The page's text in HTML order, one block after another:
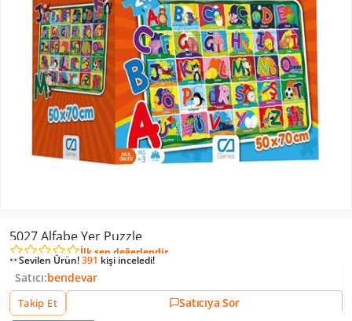
5027 Alfabe Yer Puzzle
İlk sen değerlendir
Sevilen Ürün!391 kişi inceledi!
Satıcı:bendevar
Takip Et
Satıcıya Sor